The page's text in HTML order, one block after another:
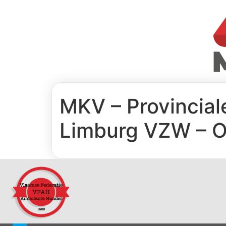
MKV –
Limburg VZW –